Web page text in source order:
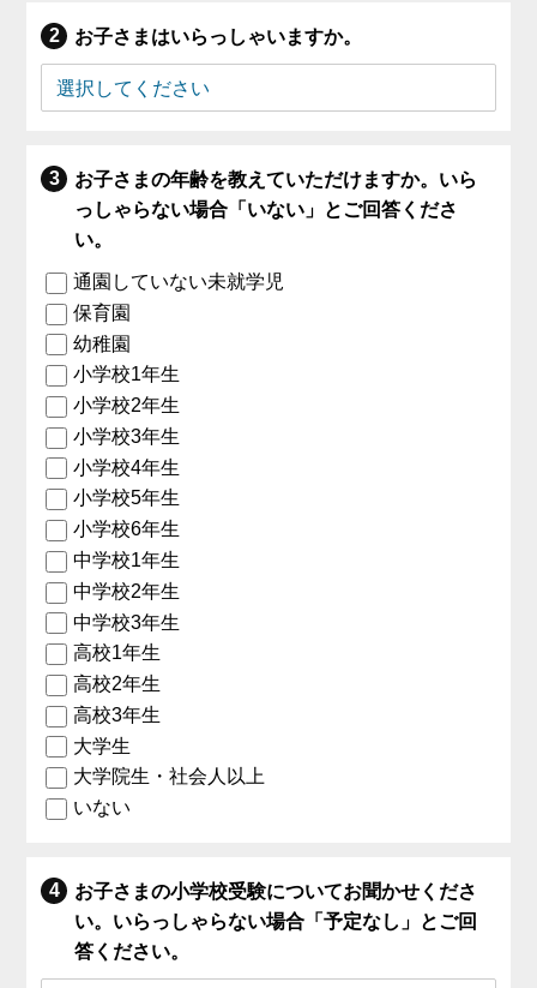
お子さまはいらっしゃいますか。
お子さまの年齢を教えていただけますか。いら
っしゃらない場合「いない」とご回答くださ
い。
通園していない未就学児
保育園
幼稚園
小学校1年生
小学校2年生
小学校3年生
小学校4年生
小学校5年生
小学校6年生
中学校1年生
中学校2年生
中学校3年生
高校1年生
高校2年生
高校3年生
大学生
大学院生・社会人以上
いない
お子さまの小学校受験についてお聞かせくださ
い。いらっしゃらない場合「予定なし」とご回
答ください。